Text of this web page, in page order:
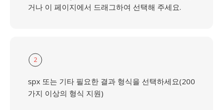
거나 이 페이지에서 드래그하여 선택해 주세요.
2
spx 또는 기타 필요한 결과 형식을 선택하세요(200
가지 이상의 형식 지원)